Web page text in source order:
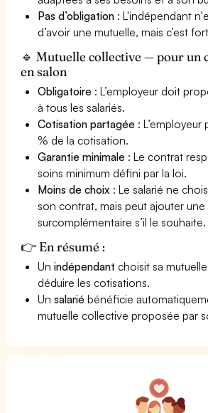
Pas d’obligation : L'indépendant
d’avoir une mutuelle, mais c’est
🔹 Mutuelle collective — pour un
en salon
Obligatoire : L’employeur doit
à tous les salariés.
Cotisation partagée :
% de la cotisation.
Garantie minimale : Le contrat
soins minimum défini par la loi.
Moins de choix : Le salarié ne
son contrat, mais peut ajouter une
surcomplémentaire s’il le souhaite.
👉 En résumé :
Unindépendant choisit sa
déduire les cotisations.
Unsalarié bénéficie
mutuelle collective proposée par